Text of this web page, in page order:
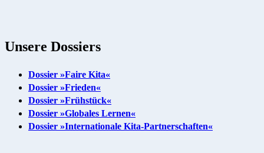
Unsere Dossiers
Dossier »Faire Kita«
Dossier »Frieden«
Dossier »Frühstück«
Dossier »Globales Lernen«
Dossier »Internationale Kita-Partnerschaften«